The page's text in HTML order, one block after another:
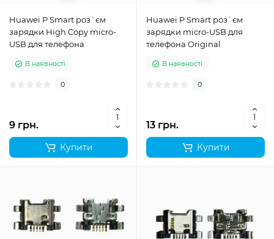
Huawei P Smart роз`єм
зарядки High Copy micro-
USB для телефона
В наявності
0
9 грн.
Купити
Huawei P Smart роз`єм
зарядки micro-USB для
телефона Original
В наявності
0
13 грн.
Купити